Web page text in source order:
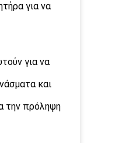
για να
για να
και
την πρόληψη